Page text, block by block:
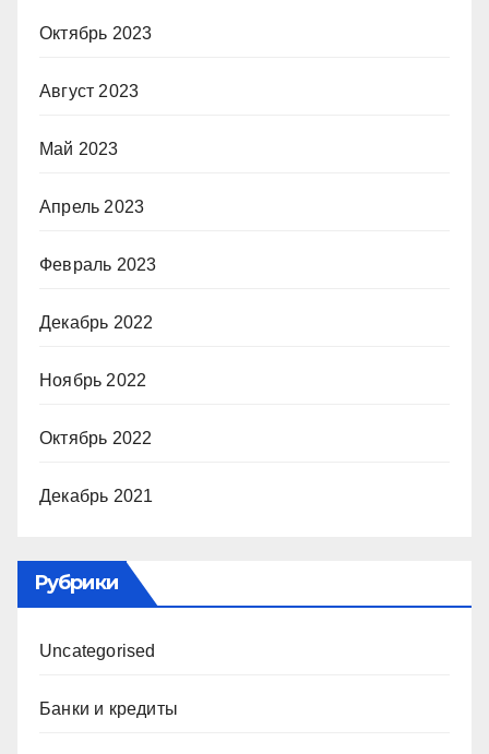
Октябрь 2023
Август 2023
Май 2023
Апрель 2023
Февраль 2023
Декабрь 2022
Ноябрь 2022
Октябрь 2022
Декабрь 2021
Рубрики
Uncategorised
Банки и кредиты